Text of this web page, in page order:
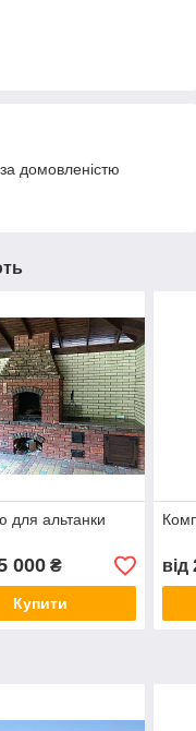
домовленістю
для альтанки
000₴
Купити
від